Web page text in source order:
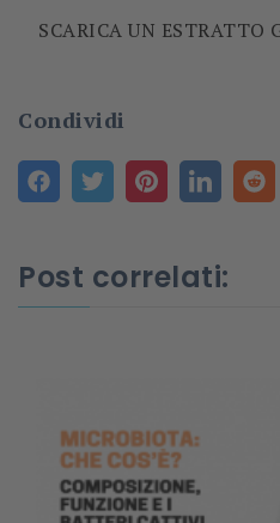
SCARICA UN ESTRATTO
Condividi
Post correlati: